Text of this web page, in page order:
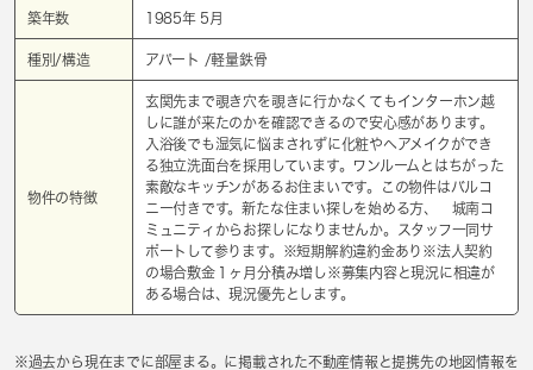
築年数 1985年 5月
種別/構造 アパート /軽量鉄骨
物件の特徴
玄関先まで覗き穴を覗きに行かなくてもインターホン越
しに誰が来たのかを確認できるので安心感があります。
入浴後でも湿気に悩まされずに化粧やヘアメイクができ
る独立洗面台を採用しています。ワンルームとはちがった
素敵なキッチンがあるお住まいです。この物件はバルコ
ニー付きです。新たな住まい探しを始める方、 城南コ
ミュニティからお探しになりませんか。スタッフ一同サ
ポートして参ります。※短期解約違約金あり※法人契約
の場合敷金１ヶ月分積み増し※募集内容と現況に相違が
ある場合は、現況優先とします。
※過去から現在までに部屋まる。に掲載された不動産情報と提携先の地図情報を